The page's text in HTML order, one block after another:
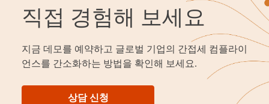
직접 경험해 보세요
지금 데모를 예약하고 글로벌 기업의 간접세 컴플라이
언스를 간소화하는 방법을 확인해 보세요.
상담 신청